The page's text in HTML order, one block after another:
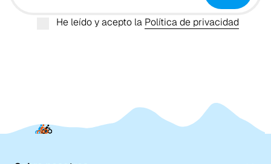
He leído y acepto la Política de privacidad